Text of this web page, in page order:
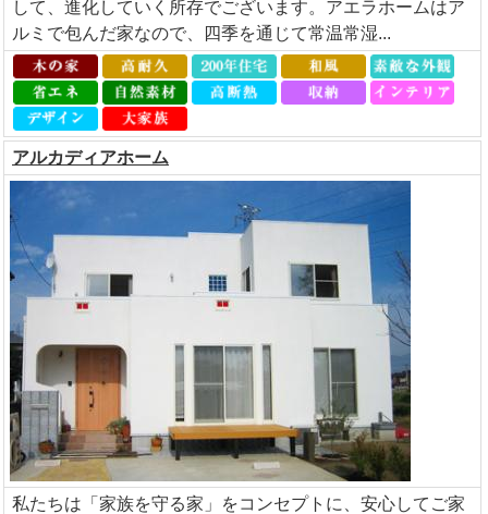
して、進化していく所存でございます。アエラホームはア
ルミで包んだ家なので、四季を通じて常温常湿...
アルカディアホーム
私たちは「家族を守る家」をコンセプトに、安心してご家